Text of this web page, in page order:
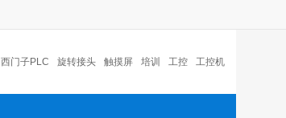
西门子PLC 旋转接头 触摸屏 培训 工控 工控机
变送器 球阀 plc 阀门